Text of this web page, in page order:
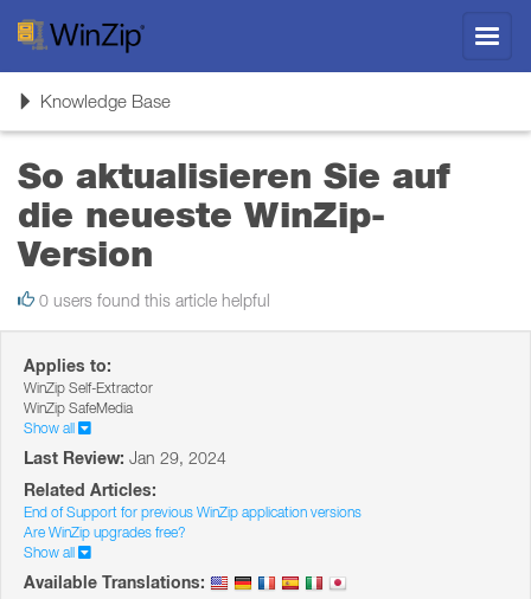
ToggleKnowledge Base
So aktualisieren Sie auf
die neueste WinZip-
Version
0 users found this article helpful
Applies to:
WinZip Self-Extractor
WinZip SafeMedia
Show all
Last Review: Jan 29, 2024
Related Articles:
End of Support for previous WinZip application versions
Are WinZip upgrades free?
Show all
Available Translations: